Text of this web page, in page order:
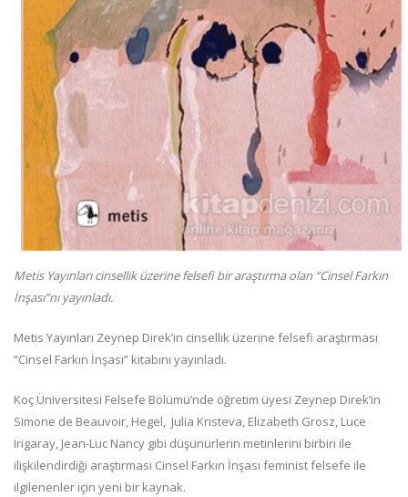
Metis Yayınları cinsellik üzerine felsefi bir araştırma olan “Cinsel Farkın
İnşası”nı yayınladı.
Metis Yayınları Zeynep Direk’in cinsellik üzerine felsefi araştırması
“Cinsel Farkın İnşası” kitabını yayınladı.
Koç Üniversitesi Felsefe Bölümü’nde öğretim üyesi Zeynep Direk’in
Simone de Beauvoir, Hegel, Julia Kristeva, Elizabeth Grosz, Luce
Irigaray, Jean-Luc Nancy gibi düşünürlerin metinlerini birbiri ile
ilişkilendirdiği araştırması Cinsel Farkın İnşası feminist felsefe ile
ilgilenenler için yeni bir kaynak.